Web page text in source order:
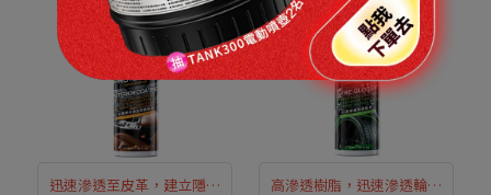
迅速滲透至皮革，建立隱形
高滲透樹脂，迅速滲透輪胎